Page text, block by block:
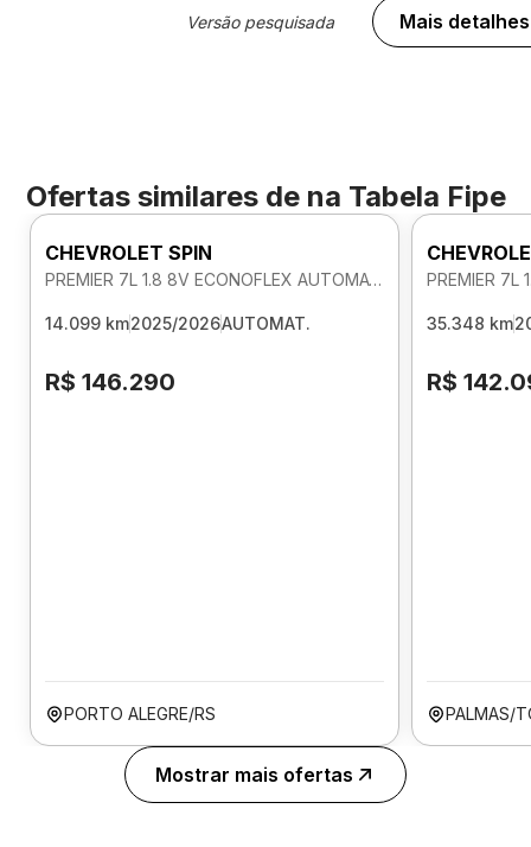
Versão pesquisada Mais detalhes
Ofertas similares de na Tabela Fipe
CHEVROLET SPIN
PREMIER 7L 1.8 8V ECONOFLEX AUTOMATICO
14.099 km2025/2026AUTOMAT.
R$ 146.290
PORTO ALEGRE/RS
35.348 km
R$
PALMAS/
Mostrar mais ofertas